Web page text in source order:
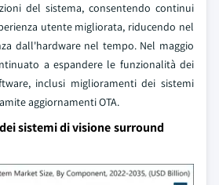
del sistema, consentendo continui
utente migliorata, riducendo nel
dall'hardware nel tempo. Nel maggio
a espandere le funzionalità dei
inclusi miglioramenti dei sistemi
aggiornamenti OTA.
sistemi di visione surround